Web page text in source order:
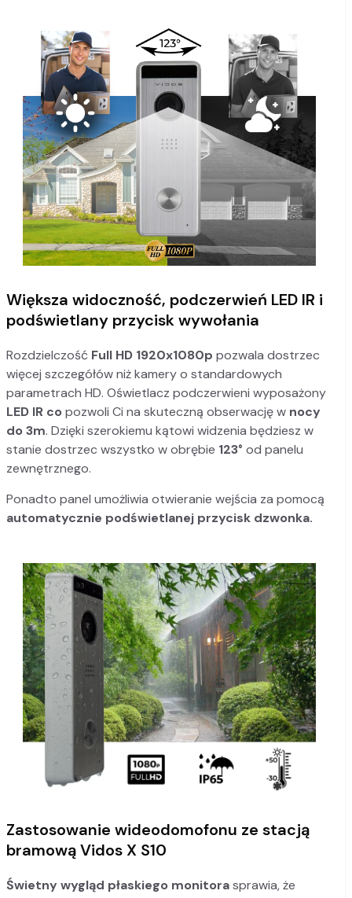
Większa widoczność, podczerwień LED IR i
podświetlany przycisk wywołania
Rozdzielczość Full HD 1920x1080p pozwala dostrzec
więcej szczegółów niż kamery o standardowych
parametrach HD. Oświetlacz podczerwieni wyposażony
LED IR co pozwoli Ci na skuteczną obserwację w nocy
do 3m. Dzięki szerokiemu kątowi widzenia będziesz w
stanie dostrzec wszystko w obrębie 123° od panelu
zewnętrznego.
Ponadto panel umożliwia otwieranie wejścia za pomocą
automatycznie podświetlanej przycisk dzwonka.
Zastosowanie wideodomofonu ze stacją
bramową Vidos X S10
Świetny wygląd płaskiego monitorasprawia, że